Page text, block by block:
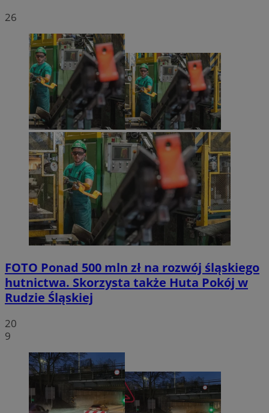
26
FOTO Ponad 500 mln zł na rozwój śląskiego
hutnictwa. Skorzysta także Huta Pokój w
Rudzie Śląskiej
20
9